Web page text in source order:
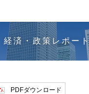
経済・政策レポー
PDFダウンロード